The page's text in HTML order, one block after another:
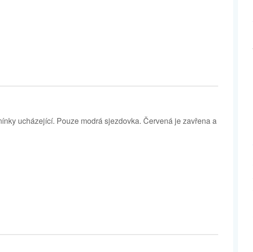
ucházející. Pouze modrá sjezdovka. Červená je zavřena a